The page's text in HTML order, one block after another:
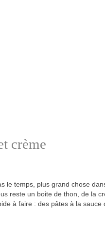
crème
le temps, plus grand chose
reste un boite de thon, de la
à faire : des pâtes à la